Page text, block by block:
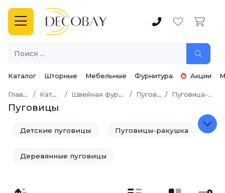
Каталог Шторные Мебельные Фурнитура Акции
Главная Каталог Швейная фурнитура Пуговицы Пуговица-брошь
Пуговицы
Детские пуговицы Пуговицы-ракушка
Деревянные пуговицы